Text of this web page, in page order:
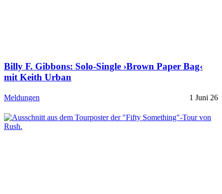
Billy F. Gibbons: Solo-Single ›Brown Paper Bag‹
mit Keith Urban
Meldungen 1 Juni 26